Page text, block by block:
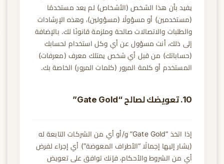
يفيد بأن هذا الشخص (الأشخاص) لم يعد مستخدمًا
(مستخدمين) أو مسؤولًا (مسؤولين)، وهذه الإرشادات
والطلبات والاتصالات صالحة وملزمة قانونًا لك. بالإضافة
إلى ذلك، أنت مسؤول عن أي وكل استخدام لحسابك
(حساباتك) من قبل أي شخص يمتلك معرف (معرفات)
المستخدم أو كلمة المرور (كلمات المرور) الخاصة بك.
10. تعويضك لصالح “Gate Gold”
إذا اتخذ “Gate Gold” و/أو أي من الشركات التابعة له
(يشار إليها إجمالًا “الأطراف المعوضة”) أي إجراء لفرض
أي من الشروط والأحكام، فإنك توافق على تعويض